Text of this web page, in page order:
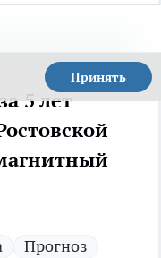
Принять
5 лет
Прогноз